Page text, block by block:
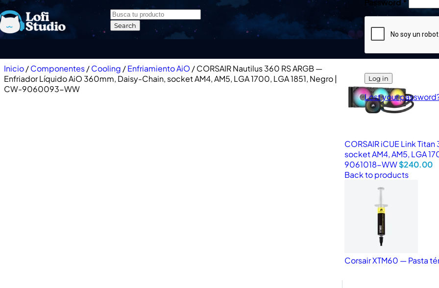
Skip to navigation Skip to main content
Search
Log in
Lost your
Inicio/Componentes/Cooling /Enfriamiento AiO /CORSAIR Nautilus 360 RS ARGB —
Enfriador Líquido AiO 360mm, Daisy-Chain, socket AM4, AM5, LGA 1700, LGA 1851, Negro |
CW-9060093-WW
CORSAIR iCUE Link
socket AM4, AM5, LGA
9061018-WW$240.00
Back to products
Corsair XTM60 — Pasta